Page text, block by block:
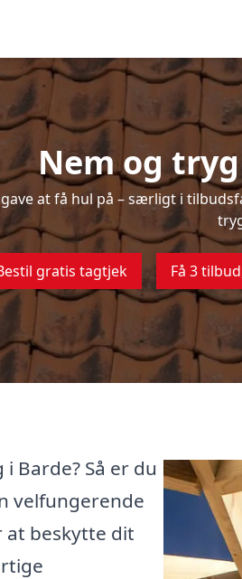
Nem og
at få hul på – særligt i
gratis tagtjek Få 3
Barde? Så er du
velfungerende
beskytte dit